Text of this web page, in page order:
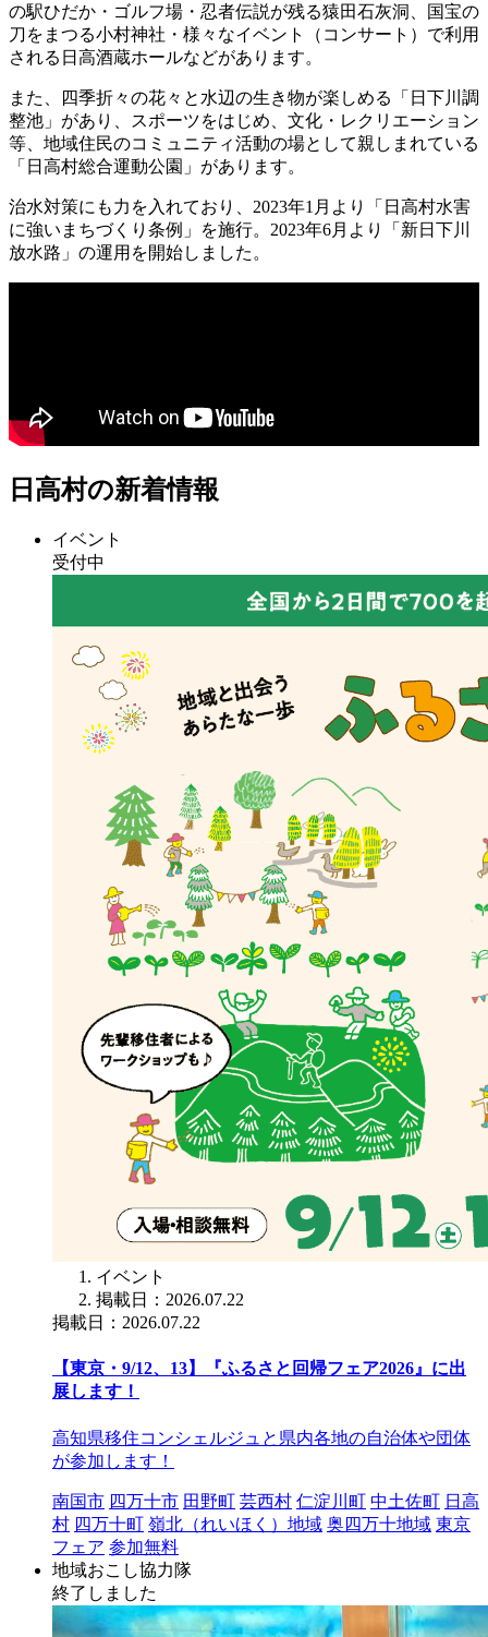
の駅ひだか・ゴルフ場・忍者伝説が残る猿田石灰洞、国宝の
刀をまつる小村神社・様々なイベント（コンサート）で利用
される日高酒蔵ホールなどがあります。
また、四季折々の花々と水辺の生き物が楽しめる「日下川調
整池」があり、スポーツをはじめ、文化・レクリエーション
等、地域住民のコミュニティ活動の場として親しまれている
「日高村総合運動公園」があります。
治水対策にも力を入れており、2023年1月より「日高村水害
に強いまちづくり条例」を施行。2023年6月より「新日下川
放水路」の運用を開始しました。
日高村の新着情報
イベント
受付中
イベント
掲載日：2026.07.22
掲載日：2026.07.22
【東京・9/12、13】『ふるさと回帰フェア2026』に出
展します！
高知県移住コンシェルジュと県内各地の自治体や団体
が参加します！
南国市 四万十市 田野町 芸西村 仁淀川町 中土佐町 日高
村 四万十町 嶺北（れいほく）地域 奥四万十地域 東京
フェア 参加無料
地域おこし協力隊
終了しました